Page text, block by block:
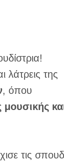
λάτρεις της
, όπου
τις